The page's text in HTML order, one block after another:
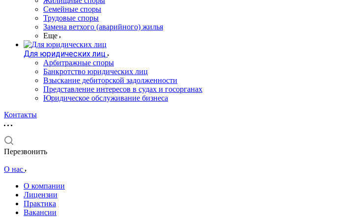
Семейные споры
Трудовые споры
Замена ветхого (аварийного) жилья
Еще
Для юридических лиц
Арбитражные споры
Банкротство юридических лиц
Взыскание дебиторской задолженности
Представление интересов в судах и госорганах
Юридическое обслуживание бизнеса
Контакты
Перезвонить
О нас
О компании
Лицензии
Практика
Вакансии